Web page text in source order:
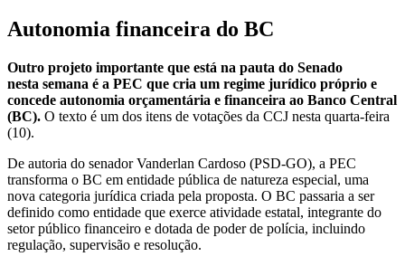
Autonomia financeira do BC
Outro projeto importante que está na pauta do Senado
nesta semana é a PEC que cria um regime jurídico próprio e
concede autonomia orçamentária e financeira ao Banco Central
(BC). O texto é um dos itens de votações da CCJ nesta quarta-feira
(10).
De autoria do senador Vanderlan Cardoso (PSD-GO), a PEC
transforma o BC em entidade pública de natureza especial, uma
nova categoria jurídica criada pela proposta. O BC passaria a ser
definido como entidade que exerce atividade estatal, integrante do
setor público financeiro e dotada de poder de polícia, incluindo
regulação, supervisão e resolução.